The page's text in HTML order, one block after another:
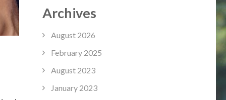
Archives
August 2026
February 2025
August 2023
January 2023